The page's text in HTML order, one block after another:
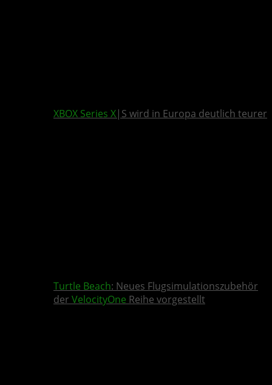
XBOX Series X|S wird in Europa deutlich teurer
Turtle Beach: Neues Flugsimulationszubehör
der VelocityOne Reihe vorgestellt